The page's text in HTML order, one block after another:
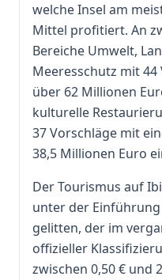
welche Insel am
Mittel profitiert. An
Bereiche Umwelt,
Meeresschutz mit
über 62 Millionen
kulturelle
37 Vorschläge mit
38,5 Millionen Euro
Der Tourismus auf
unter der Einführung
gelitten, der im
offizieller
zwischen 0,50 € und